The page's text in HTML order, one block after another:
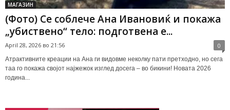
МАГАЗИН
(Фото) Се соблече Ана Ивановиќ и покажа
„убиствено“ тело: подготвена е...
April 28, 2026 во 21:56 0
Атрактивните креации на Ана ги видовме неколку пати претходно, но сега
таа го покажа својот најжежок изглед досега – во бикини! Новата 2026
година...